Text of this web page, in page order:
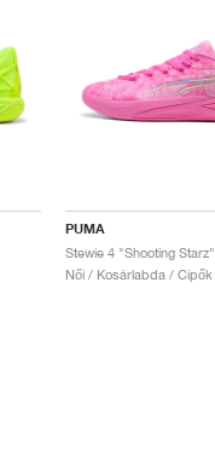
PUMA
Stewie 4 "Shooting Starz"
Női / Kosárlabda / Cipők